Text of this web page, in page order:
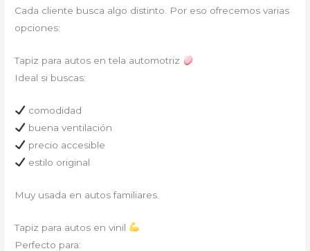
Cada cliente busca algo distinto. Por eso ofrecemos varias
opciones:
Tapiz para autos en tela automotriz
Ideal si buscas:
comodidad
buena ventilación
precio accesible
estilo original
Muy usada en autos familiares.
Tapiz para autos en vinil
Perfecto para: